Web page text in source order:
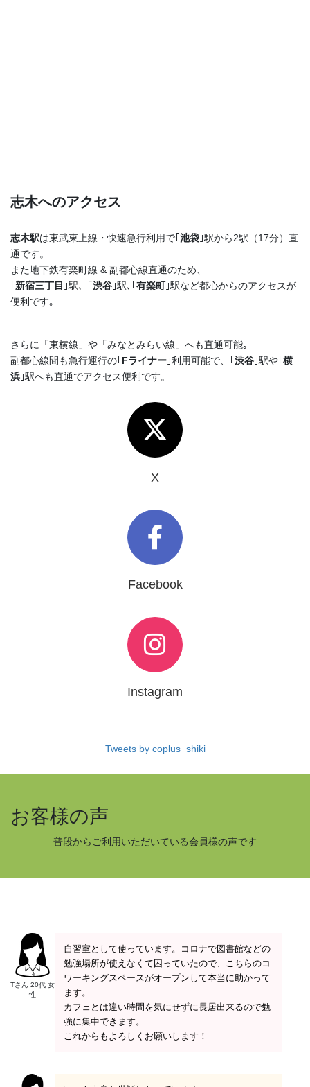
志木へのアクセス
志木駅は東武東上線・快速急行利用で｢ 池袋 ｣駅から2駅（17分）直
通です。
また地下鉄有楽町線 & 副都心線直通のため、
新宿三丁目 ｣駅､「渋谷 ｣駅､｢ 有楽町｣駅など都心からのアクセスが
便利です｡
さらに「東横線」や「みなとみらい線」へも直通可能｡
副都心線間も急行運行の｢ Fライナー ｣利用可能で、｢ 渋谷 ｣駅や｢ 横
浜 ｣駅へも直通でアクセス便利です。
X
Facebook
Instagram
Tweets by coplus_shiki
お客様の声
普段からご利用いただいている会員様の声です
Tさん 20代 女
性
自習室として使っています。コロナで図書館などの
勉強場所が使えなくて困っていたので、こちらのコ
ワーキングスペースがオープンして本当に助かって
ます。
カフェとは違い時間を気にせずに長居出来るので勉
強に集中できます。
これからもよろしくお願いします！